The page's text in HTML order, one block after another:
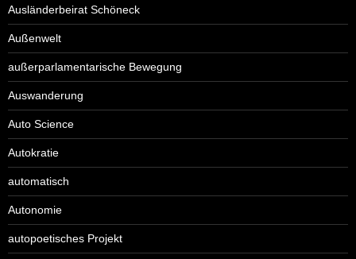
Ausländerbeirat Schöneck
Außenwelt
außerparlamentarische Bewegung
Auswanderung
Auto Science
Autokratie
automatisch
Autonomie
autopoetisches Projekt